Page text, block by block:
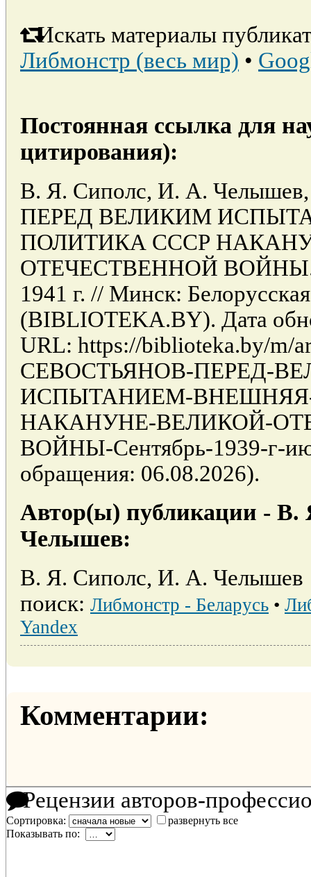
Искать материалы
Либмонстр (весь мир) •
Постоянная ссылка для
цитирования):
В. Я. Сиполс, И. А.
ПЕРЕД ВЕЛИКИМ
ПОЛИТИКА СССР
ОТЕЧЕСТВЕННОЙ ВОЙНЫ.
1941 г. // Минск:
(BIBLIOTEKA.BY). Дата
URL: https://biblioteka.by/m/
СЕВОСТЬЯНОВ-ПЕРЕД-
ИСПЫТАНИЕМ-
НАКАНУНЕ-ВЕЛИКОЙ-
ВОЙНЫ-Сентябрь-1939-г-
обращения: 06.08.2026).
Автор(ы) публикации -
Челышев:
В. Я. Сиполс, И. А. Челышев
поиск: Либмонстр - Беларусь •
Yandex
Комментарии:
Рецензии авторов-
Сортировка:
развернуть все
Показывать по: